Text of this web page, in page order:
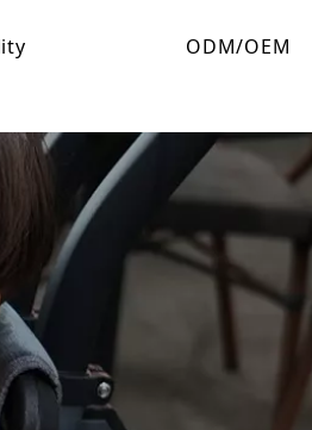
ODM/OEM